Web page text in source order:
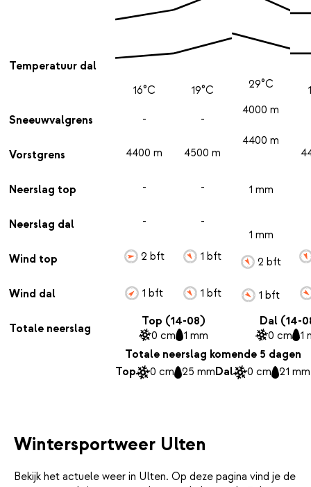
Temperatuur dal
Sneeuwvalgrens
Vorstgrens
Neerslag top
Neerslag dal
Wind top
Wind dal
Totale neerslag
16°C
-
4400 m
-
-
2 bft
1 bft
19°C
-
4500 m
-
-
1 bft
1 bft
29°C
4000 m
4400 m
1 mm
1 mm
2 bft
1 bft
Top (14-08)
0 cm 1 mm
Dal (14-
0 cm 1
Totale neerslag komende 5 dagen
Top
0 cm 25 mmDal 0 cm 21 mm
Wintersportweer Ulten
Bekijk het actuele weer in Ulten. Op deze pagina vind je de